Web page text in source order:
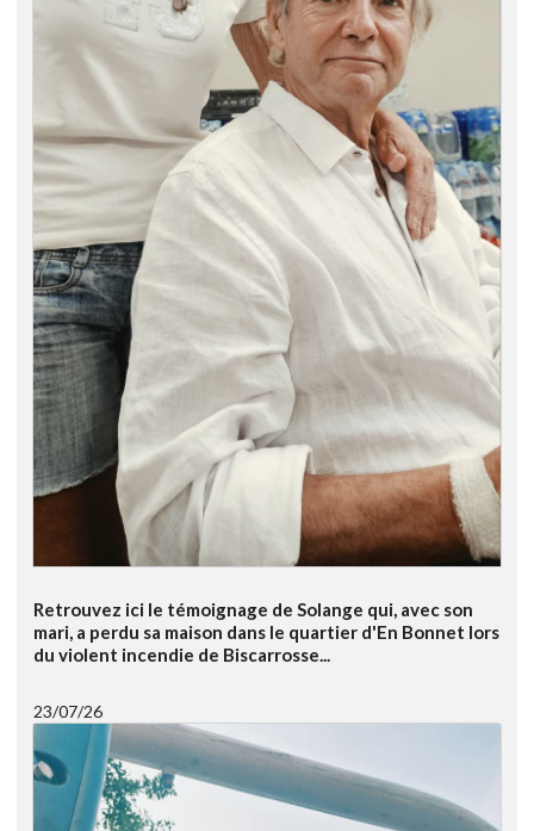
Retrouvez ici le témoignage de Solange qui, avec son
mari, a perdu sa maison dans le quartier d'En Bonnet lors
du violent incendie de Biscarrosse...
23/07/26